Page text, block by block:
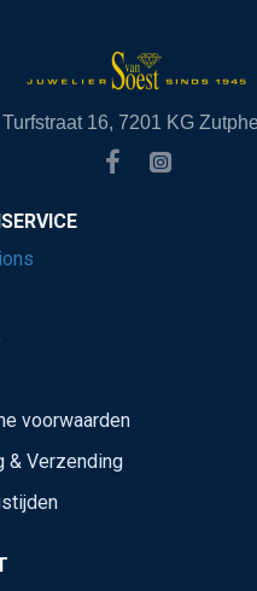
Turfstraat 16, 7201 KG
voorwaarden
& Verzending